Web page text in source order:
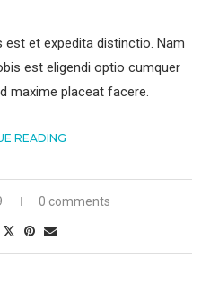
est et expedita distinctio. Nam
est eligendi optio cumquer
maxime placeat facere.
READING
0 comments